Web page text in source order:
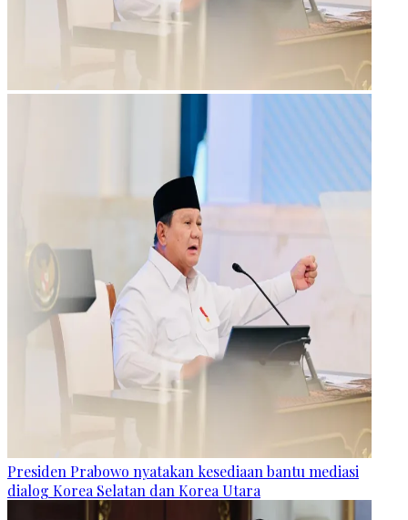
Presiden Prabowo nyatakan kesediaan bantu mediasi
dialog Korea Selatan dan Korea Utara